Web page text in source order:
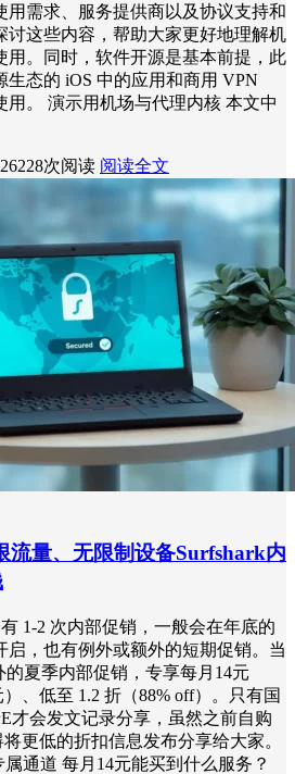
用需求、服务提供商以及协议支持和
讨这些内容，帮助大家更好地理解机
用。同时，软件开源是基本前提，此
态的 iOS 中的应用和商用 VPN
用。 演示用机场与代理内核 本文中
26228次阅读 阅读全文
流量、无限制设备Surfshark内
1-2 次内部促销，一般会在年底的
启，也有例外或额外的短期促销。当
的夏季内部促销，专享每月14元
）、低至 1.2 折（88% off）。只有国
才会发文记录分享，虽然之前自购
更低的折扣信息发布分享给大家。
属通道 每月14元能买到什么服务？